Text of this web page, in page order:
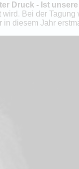
Druck - Ist
Bei der Tagung
in diesem Jahr